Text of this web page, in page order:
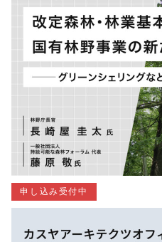
申し込み受付中